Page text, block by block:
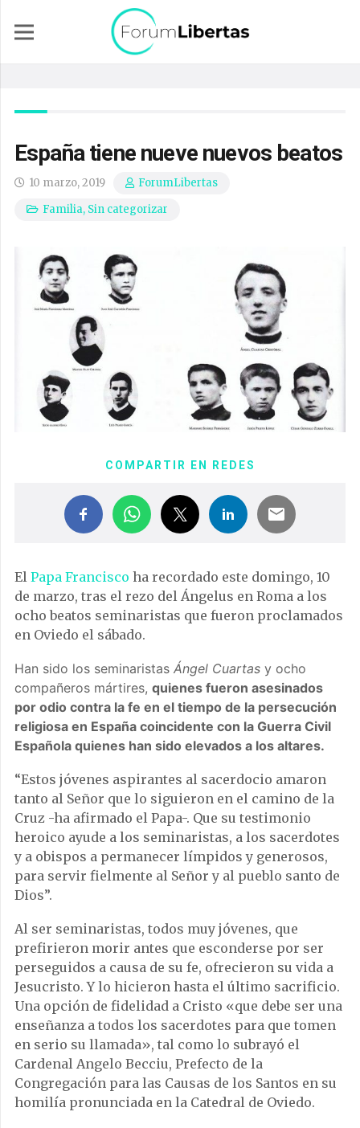
España tiene nueve nuevos beatos
10 marzo, 2019
ForumLibertas
Familia, Sin categorizar
COMPARTIR EN REDES
El Papa Francisco ha recordado este domingo, 10
de marzo, tras el rezo del Ángelus en Roma a los
ocho beatos seminaristas que fueron proclamados
en Oviedo el sábado.
Han sido los seminaristas Ángel Cuartas y ocho
compañeros mártires, quienes fueron asesinados
por odio contra la fe en el tiempo de la persecución
religiosa en España coincidente con la Guerra Civil
Española quienes han sido elevados a los altares.
“Estos jóvenes aspirantes al sacerdocio amaron
tanto al Señor que lo siguieron en el camino de la
Cruz -ha afirmado el Papa-. Que su testimonio
heroico ayude a los seminaristas, a los sacerdotes
y a obispos a permanecer límpidos y generosos,
para servir fielmente al Señor y al pueblo santo de
Dios”.
Al ser seminaristas, todos muy jóvenes, que
prefirieron morir antes que esconderse por ser
perseguidos a causa de su fe, ofrecieron su vida a
Jesucristo. Y lo hicieron hasta el último sacrificio.
Una opción de fidelidad a Cristo «que debe ser una
enseñanza a todos los sacerdotes para que tomen
en serio su llamada», tal como lo subrayó el
Cardenal Angelo Becciu, Prefecto de la
Congregación para las Causas de los Santos en su
homilía pronunciada en la Catedral de Oviedo.